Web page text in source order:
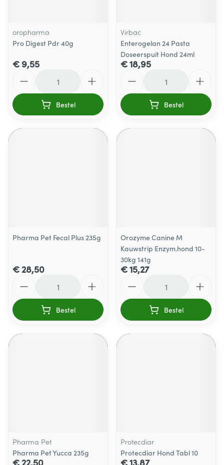
oropharma
Pro Digest Pdr 40g
€ 9,55
Bestel
Virbac
Enterogelan 24 Pasta
Doseerspuit Hond 24ml
€ 18,95
Bestel
Pharma Pet Fecal Plus 235g
€ 28,50
Bestel
Orozyme Canine M
Kauwstrip Enzym.hond 10-
30kg 141g
€ 15,27
Bestel
Pharma Pet
Pharma Pet Yucca 235g
€ 22,50
Protecdiar
Protecdiar Hond Tabl 10
€ 13,87